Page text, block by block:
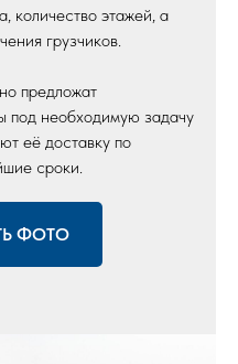
количество этажей, а
грузчиков.
предложат
под необходимую задачу
её доставку по
сроки.
ФОТО